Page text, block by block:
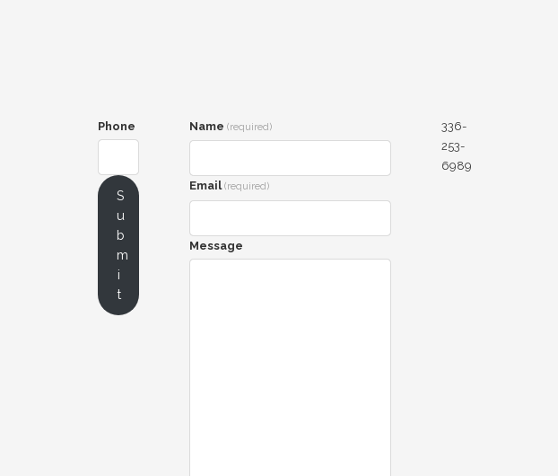
Phone
S
u
b
m
i
t
Name (required)
Email (required)
Message
336-
253-
6989